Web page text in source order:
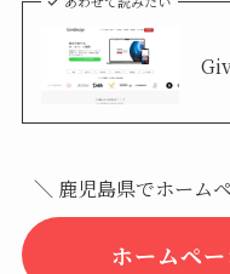
＼ 鹿児島県でホーム
ホームペ